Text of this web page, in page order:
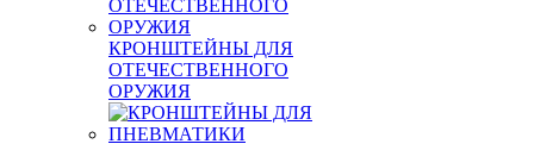
КРОНШТЕЙНЫ ДЛЯ
ОТЕЧЕСТВЕННОГО
ОРУЖИЯ